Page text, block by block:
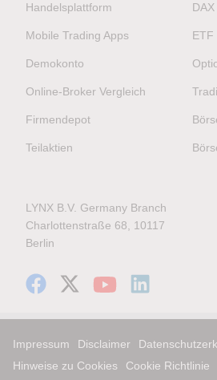
Handelsplattform
Mobile Trading Apps
Demokonto
Online-Broker Vergleich
Firmendepot
Teilaktien
DAX
ETF
LYNX B.V. Germany Branch
Charlottenstraße 68, 10117
Berlin
Impressum Disclaimer
Hinweise zu Cookies
Cookie Richtlinie